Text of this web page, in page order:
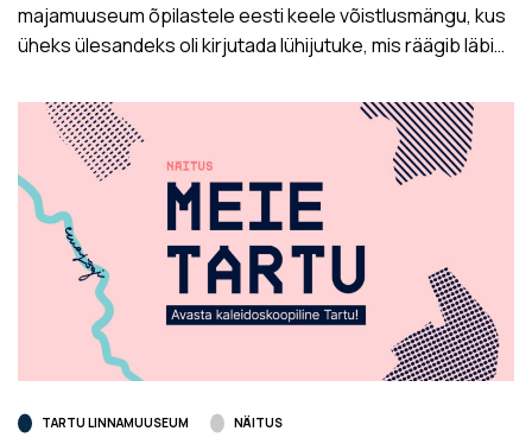
majamuuseum õpilastele eesti keele võistlusmängu, kus
üheks ülesandeks oli kirjutada lühijutuke, mis räägib läbi…
TARTU LINNAMUUSEUM NÄITUS